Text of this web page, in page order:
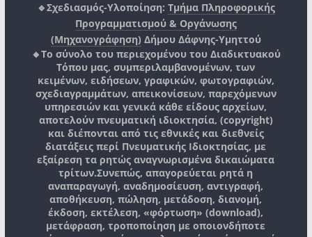
🔹Σχεδιασμός-Υλοποίηση: Τμήμα Πληροφορικής
Προγραμματισμού & Οργάνωσης
(Μηχανογράφηση) Δήμου Δάφνης-Υμηττού
🔸Το σύνολο του περιεχομένου του Διαδικτυακού
Τόπου μας, συμπεριλαμβανομένων, των
κειμένων, ειδήσεων, γραφικών, φωτογραφιών,
σχεδιαγραμμάτων, απεικονίσεων, παρεχόμενων
υπηρεσιών και γενικά κάθε είδους αρχείων,
αποτελούν πνευματική ιδιοκτησία, (copyright)
και διέπονται από τις εθνικές και διεθνείς
διατάξεις περί Πνευματικής Ιδιοκτησίας, με
εξαίρεση τα ρητώς αναγνωρισμένα δικαιώματα
τρίτων.Συνεπώς, απαγορεύεται ρητά η
αναπαραγωγή, αναδημοσίευση, αντιγραφή,
αποθήκευση, πώληση, μετάδοση, διανομή,
έκδοση, εκτέλεση, «φόρτωση» (download),
μετάφραση, τροποποίηση με οποιονδήποτε